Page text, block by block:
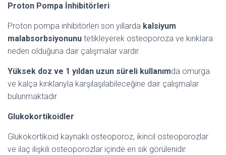
Proton Pompa İnhibitörleri
Proton pompa inhibitörleri son yıllarda kalsiyum
malabsorbsiyonunu tetikleyerek osteoporoza ve kırıklara
neden olduğuna dair çalışmalar vardır.
Yüksek doz ve 1 yıldan uzun süreli kullanımda omurga
ve kalça kırıklarıyla karşılaşılabileceğine dair çalışmalar
bulunmaktadır.
Glukokortikoidler
Glukokortikoid kaynaklı osteoporoz, ikincil osteoporozlar
ve ilaç ilişkili osteoporozlar içinde en sık görülenidir.